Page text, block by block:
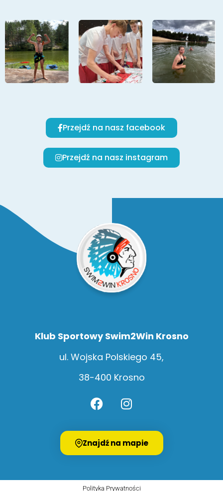
Przejdź na nasz facebook
Przejdź na nasz instagram
Klub Sportowy Swim2Win Krosno
ul. Wojska Polskiego 45,
38-400 Krosno
Znajdź na mapie
Polityka Prywatności